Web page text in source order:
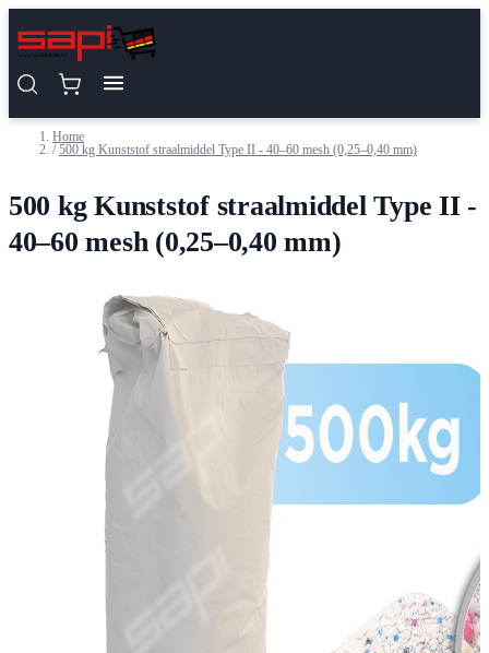
Home
/ 500 kg Kunststof straalmiddel Type II - 40–60 mesh (0,25–0,40 mm)
500 kg Kunststof straalmiddel Type II -
40–60 mesh (0,25–0,40 mm)